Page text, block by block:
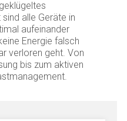
alle Geräte in
aufeinander
Energie falsch
verloren geht. Von
bis zum aktiven